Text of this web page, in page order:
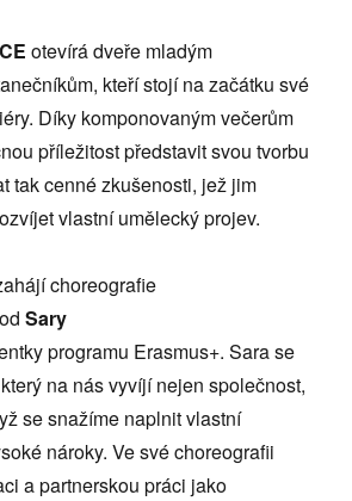
otevírá dveře mladým
kteří stojí na začátku své
Díky komponovaným večerům
příležitost představit svou tvorbu
tak cenné zkušenosti, jež jim
vlastní umělecký projev.
choreografie
odSary
programu Erasmus+. Sara se
na nás vyvíjí nejen společnost,
se snažíme naplnit vlastní
nároky. Ve své choreografii
a partnerskou práci jako